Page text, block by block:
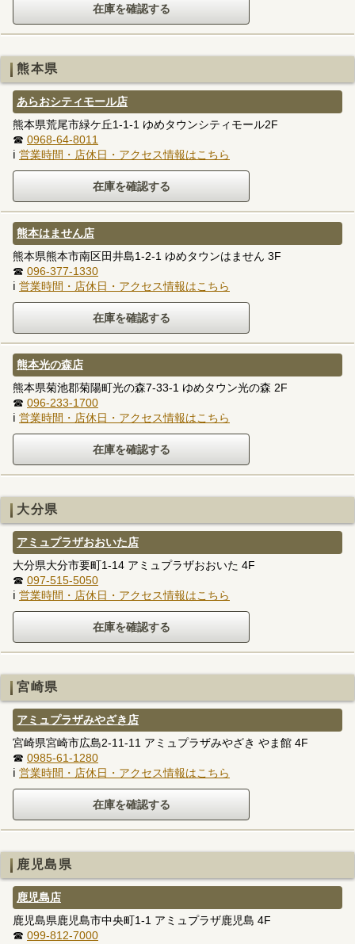
熊本県
あらおシティモール店
熊本県荒尾市緑ケ丘1-1-1 ゆめタウンシティモール2F
☎ 0968-64-8011
ℹ 営業時間・店休日・アクセス情報はこちら
熊本はません店
熊本県熊本市南区田井島1-2-1 ゆめタウンはません 3F
☎ 096-377-1330
ℹ 営業時間・店休日・アクセス情報はこちら
熊本光の森店
熊本県菊池郡菊陽町光の森7-33-1 ゆめタウン光の森 2F
☎ 096-233-1700
ℹ 営業時間・店休日・アクセス情報はこちら
大分県
アミュプラザおおいた店
大分県大分市要町1-14 アミュプラザおおいた 4F
☎ 097-515-5050
ℹ 営業時間・店休日・アクセス情報はこちら
宮崎県
アミュプラザみやざき店
宮崎県宮崎市広島2-11-11 アミュプラザみやざき やま館 4F
☎ 0985-61-1280
ℹ 営業時間・店休日・アクセス情報はこちら
鹿児島県
鹿児島店
鹿児島県鹿児島市中央町1-1 アミュプラザ鹿児島 4F
☎ 099-812-7000